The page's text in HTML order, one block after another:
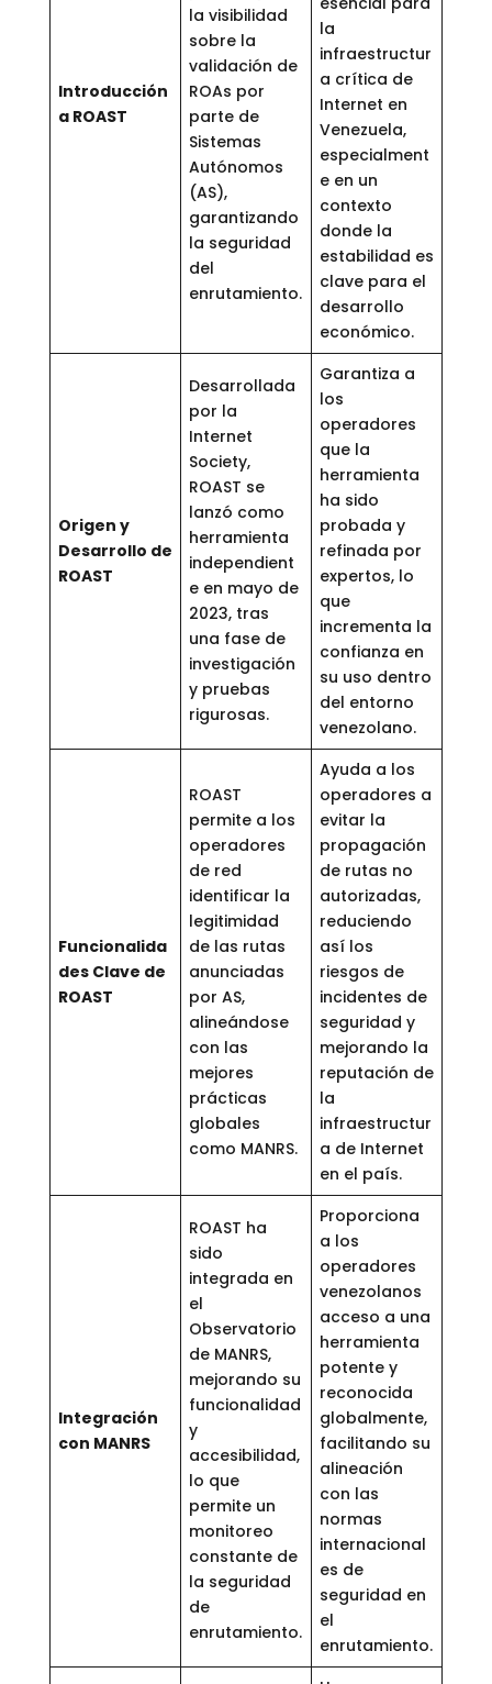
Introducción
a ROAST
la visibilidad
sobre la
validación de
ROAs por
parte de
Sistemas
Autónomos
(AS),
garantizando
la seguridad
del
enrutamiento.
la
infraestructur
a crítica de
Internet en
Venezuela,
especialment
e en un
contexto
donde la
estabilidad es
clave para el
desarrollo
económico.
Origen y
Desarrollo de
ROAST
Desarrollada
por la
Internet
Society,
ROAST se
lanzó como
herramienta
independient
e en mayo de
2023, tras
una fase de
investigación
y pruebas
rigurosas.
Garantiza a
los
operadores
que la
herramienta
ha sido
probada y
refinada por
expertos, lo
que
incrementa la
confianza en
su uso dentro
del entorno
venezolano.
Funcionalida
des Clave de
ROAST
ROAST
permite a los
operadores
de red
identificar la
legitimidad
de las rutas
anunciadas
por AS,
alineándose
con las
mejores
prácticas
globales
como MANRS.
Ayuda a los
operadores a
evitar la
propagación
de rutas no
autorizadas,
reduciendo
así los
riesgos de
incidentes de
seguridad y
mejorando la
reputación de
la
infraestructur
a de Internet
en el país.
Integración
con MANRS
ROAST ha
sido
integrada en
el
Observatorio
de MANRS,
mejorando su
funcionalidad
y
accesibilidad,
lo que
permite un
monitoreo
constante de
la seguridad
de
enrutamiento.
Proporciona
a los
operadores
venezolanos
acceso a una
herramienta
potente y
reconocida
globalmente,
facilitando su
alineación
con las
normas
internacional
es de
seguridad en
el
enrutamiento.